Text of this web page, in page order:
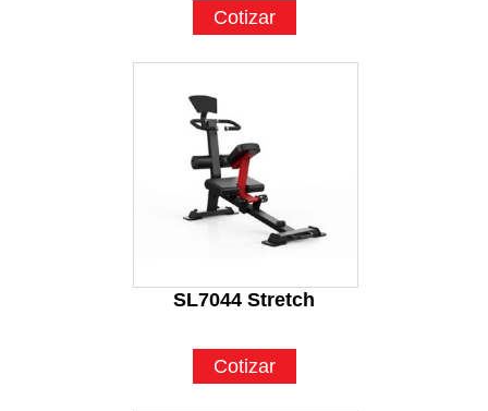
Cotizar
SL7044 Stretch
Cotizar